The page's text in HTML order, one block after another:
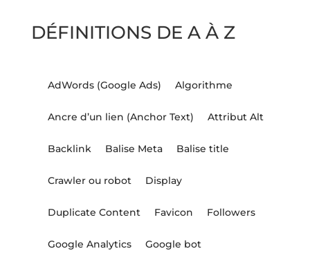
DÉFINITIONS DE A À Z
AdWords (Google Ads) Algorithme
Ancre d’un lien (Anchor Text) Attribut Alt
Backlink Balise Meta Balise title
Crawler ou robot Display
Duplicate Content Favicon Followers
Google Analytics Google bot